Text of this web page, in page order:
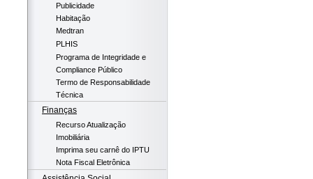
Publicidade
Habitação
Medtran
PLHIS
Programa de Integridade e
Compliance Público
Termo de Responsabilidade
Técnica
Finanças
Recurso Atualização
Imobiliária
Imprima seu carnê do IPTU
Nota Fiscal Eletrônica